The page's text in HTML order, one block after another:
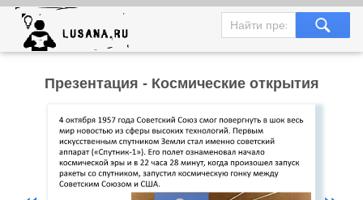
Презентация - Космические открытия